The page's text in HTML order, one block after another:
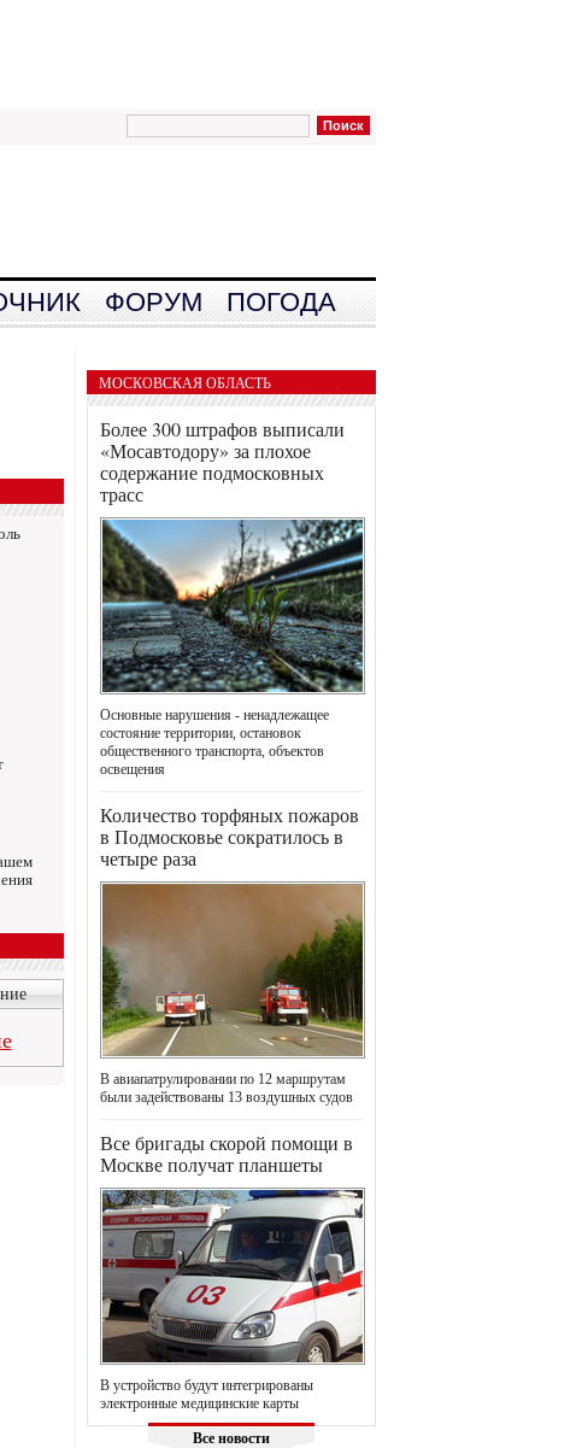
ФОРУМ ПОГОДА
МОСКОВСКАЯ ОБЛАСТЬ
Более 300 штрафов выписали
«Мосавтодору» за плохое
содержание подмосковных
трасс
Основные нарушения - ненадлежащее
состояние территории, остановок
общественного транспорта, объектов
освещения
Количество торфяных пожаров
в Подмосковье сократилось в
четыре раза
В авиапатрулировании по 12 маршрутам
были задействованы 13 воздушных судов
Все бригады скорой помощи в
Москве получат планшеты
В устройство будут интегрированы
электронные медицинские карты
Все новости